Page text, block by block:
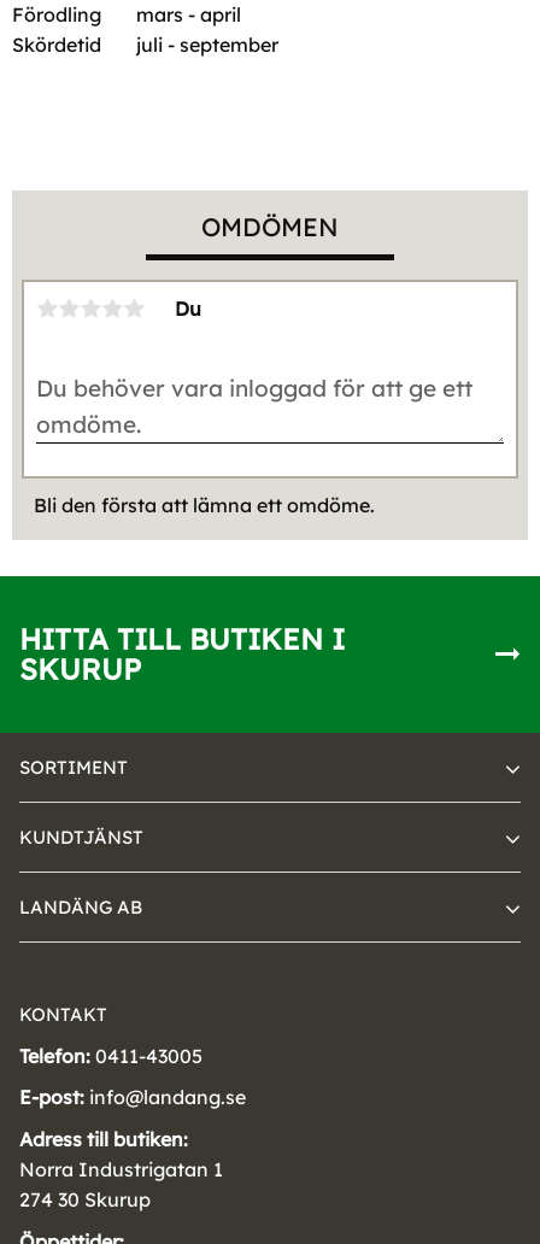
Förodling
mars - april
Skördetid
juli - september
OMDÖMEN
Du
Bli den första att lämna ett omdöme.
HITTA TILL BUTIKEN I
SKURUP
SORTIMENT
KUNDTJÄNST
LANDÄNG AB
KONTAKT
Telefon: 0411-43005
E-post: info@landang.se
Adress till butiken:
Norra Industrigatan 1
274 30 Skurup